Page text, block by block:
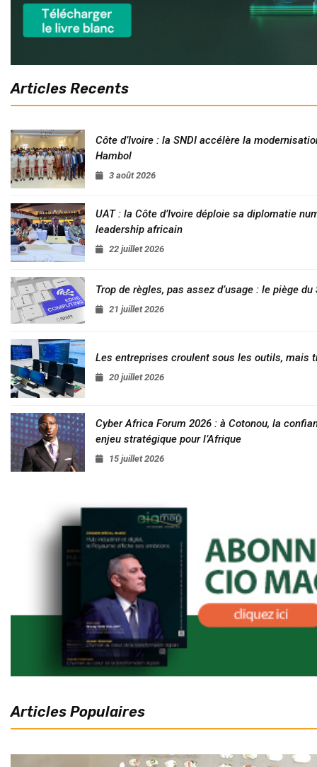
Articles Recents
Côte d’Ivoire : la SNDI accélère la
Hambol
3 août 2026
UAT : la Côte d’Ivoire déploie sa diplomatie
leadership africain
22 juillet 2026
Trop de règles, pas assez d’usage : le piège du
21 juillet 2026
Les entreprises croulent sous les outils, mais
20 juillet 2026
Cyber Africa Forum 2026 : à Cotonou, la
enjeu stratégique pour l’Afrique
15 juillet 2026
Articles Populaires